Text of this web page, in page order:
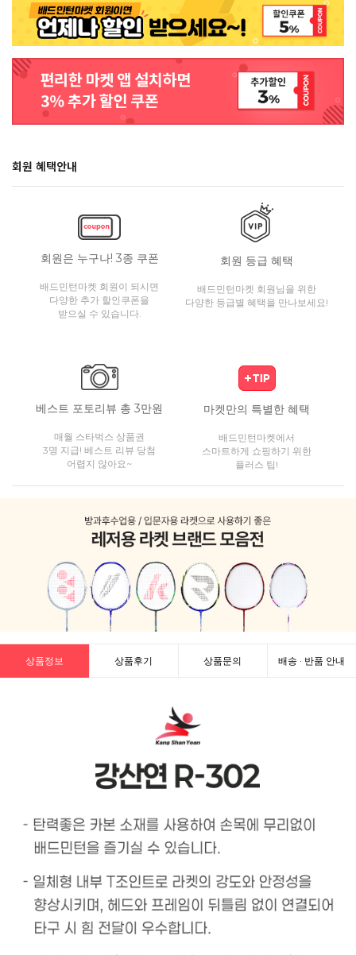
회원 혜택안내
회원은 누구나! 3종 쿠폰
배드민턴마켓 회원이 되시면
다양한 추가 할인쿠폰을
받으실 수 있습니다.
회원 등급 혜택
배드민턴마켓 회원님을 위한
다양한 등급별 혜택을 만나보세요!
베스트 포토리뷰 총 3만원
매월 스타벅스 상품권
3명 지급! 베스트 리뷰 당첨
어렵지 않아요~
마켓만의 특별한 혜택
배드민턴마켓에서
스마트하게 쇼핑하기 위한
플러스 팁!
상품정보 상품후기 상품문의 배송 · 반품 안내